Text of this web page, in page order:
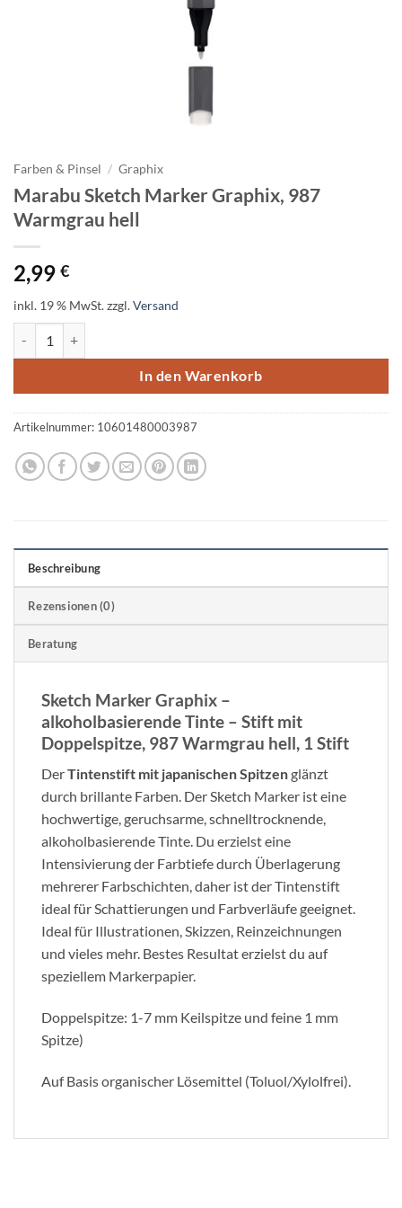
Farben & Pinsel / Graphix
Marabu Sketch Marker Graphix, 987
Warmgrau hell
2,99 €
inkl. 19 % MwSt.zzgl.Versand
In den Warenkorb
Artikelnummer: 10601480003987
Beschreibung
Rezensionen (0)
Beratung
Sketch Marker Graphix –
alkoholbasierende Tinte – Stift mit
Doppelspitze, 987 Warmgrau hell, 1 Stift
DerTintenstift mit japanischen Spitzenglänzt
durch brillante Farben. Der Sketch Marker ist eine
hochwertige, geruchsarme, schnelltrocknende,
alkoholbasierende Tinte. Du erzielst eine
Intensivierung der Farbtiefe durch Überlagerung
mehrerer Farbschichten, daher ist der Tintenstift
ideal für Schattierungen und Farbverläufe geeignet.
Ideal für Illustrationen, Skizzen, Reinzeichnungen
und vieles mehr. Bestes Resultat erzielst du auf
speziellem Markerpapier.
Doppelspitze: 1-7 mm Keilspitze und feine 1 mm
Spitze)
Auf Basis organischer Lösemittel (Toluol/Xylolfrei).